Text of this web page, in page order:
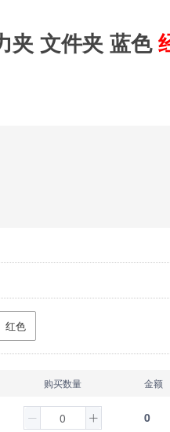
夹 文件夹 蓝色
红色
购买数量 金额
0